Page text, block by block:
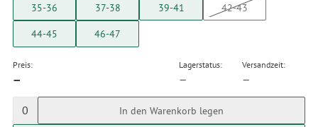
35-36 37-38 39-41
42-43
44-45
46-47
Preis:
—
Lagerstatus:
—
Versandzeit:
—
0 In den Warenkorb legen